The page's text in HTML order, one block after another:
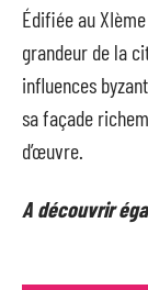
Édifiée au
grandeur de la
influences
sa façade
d’œuvre.
A découvrir